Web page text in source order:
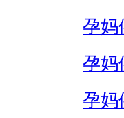
孕妈
孕妈
孕妈